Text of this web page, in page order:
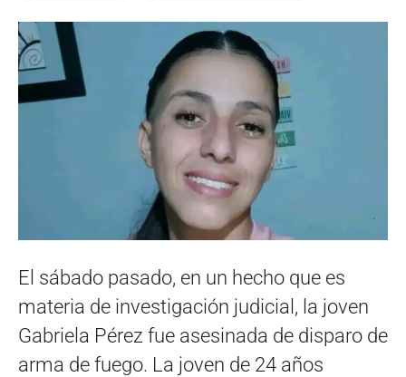
El sábado pasado, en un hecho que es
materia de investigación judicial, la joven
Gabriela Pérez fue asesinada de disparo de
arma de fuego. La joven de 24 años